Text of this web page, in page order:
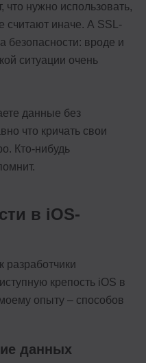
нужно использовать,
считают иначе. А SSL-
безопасности: вроде и
ситуации очень
данные без
что кричать свои
Кто-нибудь
в iOS-
разработчики
крепость iOS в
опыту – способов
данных